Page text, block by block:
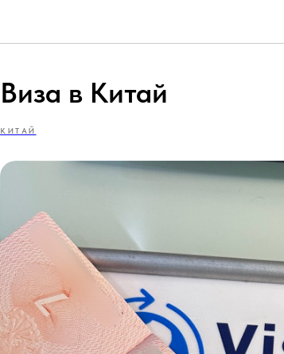
Виза в Китай
КИТАЙ